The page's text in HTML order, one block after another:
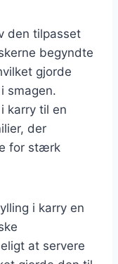
den tilpasset
begyndte
gjorde
smagen.
karry til en
der
for stærk
i karry en
at servere